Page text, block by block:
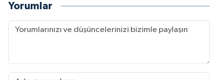
Yorumlar